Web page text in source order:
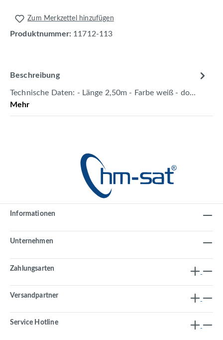
Zum Merkzettel hinzufügen
Produktnummer: 11712-113
Beschreibung
Technische Daten: - Länge 2,50m - Farbe weiß - do…
Mehr
Informationen
Unternehmen
Zahlungsarten
Versandpartner
Service Hotline